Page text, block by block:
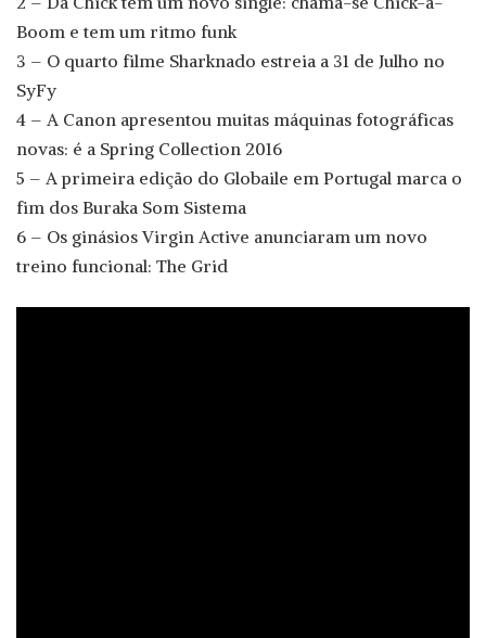
Boom e tem um ritmo funk
3 – O quarto filme Sharknado estreia a 31 de Julho no
SyFy
4 – A Canon apresentou muitas máquinas fotográficas
novas: é a Spring Collection 2016
5 – A primeira edição do Globaile em Portugal marca o
fim dos Buraka Som Sistema
6 – Os ginásios Virgin Active anunciaram um novo
treino funcional: The Grid